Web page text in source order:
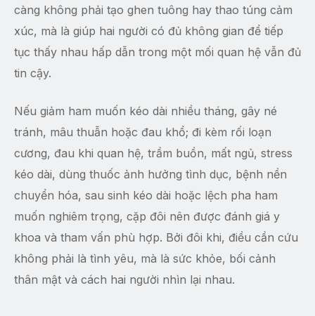
càng không phải tạo ghen tuông hay thao túng cảm
xúc, mà là giúp hai người có đủ không gian để tiếp
tục thấy nhau hấp dẫn trong một mối quan hệ vẫn đủ
tin cậy.
Nếu giảm ham muốn kéo dài nhiều tháng, gây né
tránh, mâu thuẫn hoặc đau khổ; đi kèm rối loạn
cương, đau khi quan hệ, trầm buồn, mất ngủ, stress
kéo dài, dùng thuốc ảnh hưởng tình dục, bệnh nền
chuyển hóa, sau sinh kéo dài hoặc lệch pha ham
muốn nghiêm trọng, cặp đôi nên được đánh giá y
khoa và tham vấn phù hợp. Bởi đôi khi, điều cần cứu
không phải là tình yêu, mà là sức khỏe, bối cảnh
thân mật và cách hai người nhìn lại nhau.